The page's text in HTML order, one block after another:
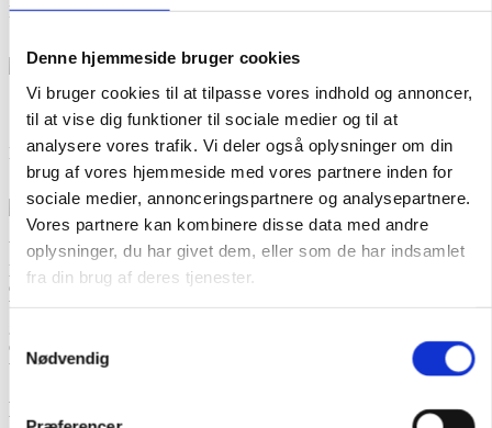
Denne hjemmeside bruger cookies
Vi bruger cookies til at tilpasse vores indhold og annoncer,
til at vise dig funktioner til sociale medier og til at
analysere vores trafik. Vi deler også oplysninger om din
brug af vores hjemmeside med vores partnere inden for
sociale medier, annonceringspartnere og analysepartnere.
Vores partnere kan kombinere disse data med andre
oplysninger, du har givet dem, eller som de har indsamlet
fra din brug af deres tjenester.
Samtykkevalg
Nødvendig
Når du køber for over 499 DKK
Sikre betalinger
Hurtigt og sikkert med kort eller MobilePay
Viola Brun er et dansk designstudie, der elsker at skabe poetiske
prints, plakater og kunsttryk. Hvert motiv er skabt med ønsket om, at
det vil give dig glæde i hverdagen, og at du vil have lyst til at
beholde det hele livet. Personen bag motiverne er kunstner og
enkelt plakat ud fra sine originale malerier, akvareller, grafikker og
teksturer.
KONTAKT